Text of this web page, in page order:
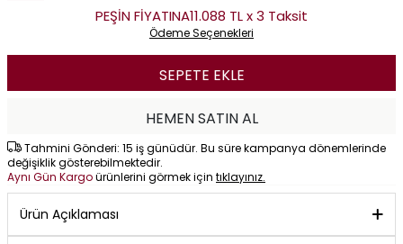
PEŞİN FİYATINA11.088 TL x 3 Taksit
Ödeme Seçenekleri
SEPETE EKLE
HEMEN SATIN AL
Tahmini Gönderi: 15 iş günüdür. Bu süre kampanya dönemlerinde
değişiklik gösterebilmektedir.
Aynı Gün Kargoürünlerini görmek için tıklayınız.
Ürün Açıklaması